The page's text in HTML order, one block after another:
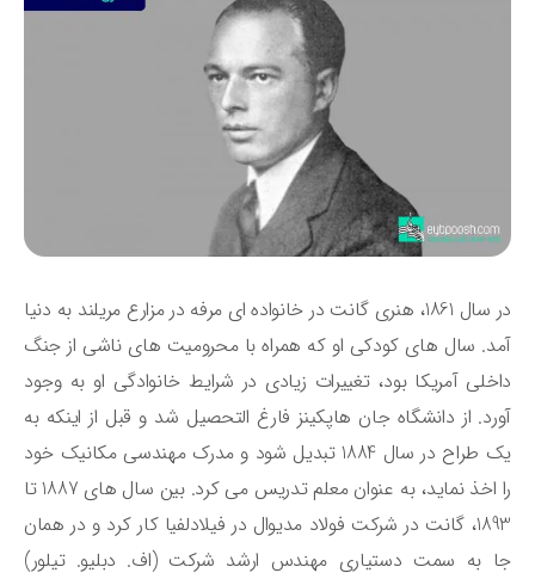
در سال 1861، هنری گانت در خانواده ‌ای مرفه در مزارع مریلند به دنیا
سال ‌های کودکی او که همراه با محرومیت‌ های ناشی از جنگ
آمریکا بود، تغییرات زیادی در شرایط خانوادگی او به وجود
از دانشگاه جان هاپکینز فارغ‌ التحصیل شد و قبل از اینکه به
یک طراح در سال 1884 تبدیل شود و مدرک مهندسی مکانیک خود
را اخذ نماید، به عنوان معلم تدریس می‌ کرد. بین سال ‌های 1887 تا
1893، گانت در شرکت فولاد مدیوال در فیلادلفیا کار کرد و در همان
به سمت دستیاری مهندس ارشد شرکت (اف. دبلیو. تیلور)